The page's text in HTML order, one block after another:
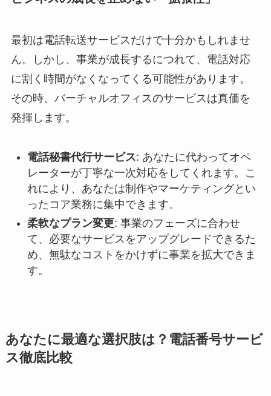
最初は電話転送サービスだけで十分かもしれませ
ん。しかし、事業が成長するにつれて、電話対応
に割く時間がなくなってくる可能性があります。
その時、バーチャルオフィスのサービスは真価を
発揮します。
電話秘書代行サービス: あなたに代わってオペ
レーターが丁寧な一次対応をしてくれます。こ
れにより、あなたは制作やマーケティングとい
ったコア業務に集中できます。
柔軟なプラン変更: 事業のフェーズに合わせ
て、必要なサービスをアップグレードできるた
め、無駄なコストをかけずに事業を拡大できま
す。
あなたに最適な選択肢は？電話番号サービ
ス徹底比較